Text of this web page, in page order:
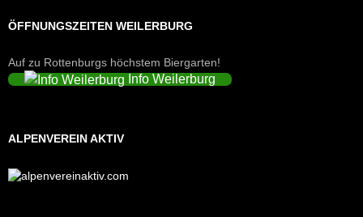
ÖFFNUNGSZEITEN WEILERBURG
Auf zu Rottenburgs höchstem Biergarten!
Info Weilerburg
ALPENVEREIN AKTIV